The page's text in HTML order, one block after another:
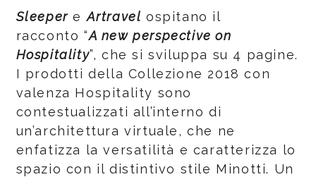
SleepereArtravel ospitano il
racconto “A new perspective on
Hospitality”, che si sviluppa su 4 pagine.
I prodotti della Collezione 2018 con
valenza Hospitality sono
contestualizzati all’interno di
un’architettura virtuale, che ne
enfatizza la versatilità e caratterizza lo
spazio con il distintivo stile Minotti. Un